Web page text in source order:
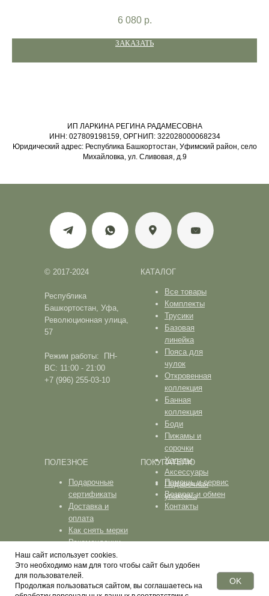
6 080 р.
ЗАКАЗАТЬ
ИП ЛАРКИНА РЕГИНА РАДАМЕСОВНА
ИНН: 027809198159, ОРГНИП: 322028000068234
Юридический адрес: Республика Башкортостан, Уфимский район, село
Михайловка, ул. Сливовая, д.9
Наш сайт использует cookies.
Это необходимо нам для того чтобы сайт был удобен
для пользователей.
Продолжая пользоваться сайтом, вы соглашаетесь на
OK
© 2017-2024
Республика
Башкортостан, Уфа,
Революционная улица,
57
Режим работы: ПН-
ВС: 11:00 - 21:00
+7 (996) 255-03-10
КАТАЛОГ
Все товары
Комплекты
Трусики
Базовая
линейка
Пояса для
чулок
Откровенная
коллекция
Банная
коллекция
Боди
Пижамы и
сорочки
Халаты
Аксессуары
Подарочная
упаковка
ПОЛЕЗНОЕ
Подарочные
сертификаты
Доставка и
оплата
Как снять мерки
Рекомендации
по уходу
ПОЛИТИКА КОНФИДЕНЦИАЛЬНОСТИ
ПОКУПАТЕЛЮ
Помощь и сервис
Возврат и обмен
Контакты